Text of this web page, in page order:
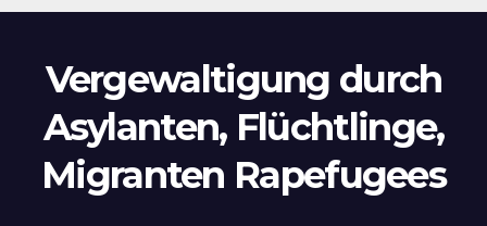
Vergewaltigung durch
Asylanten, Flüchtlinge,
Migranten Rapefugees